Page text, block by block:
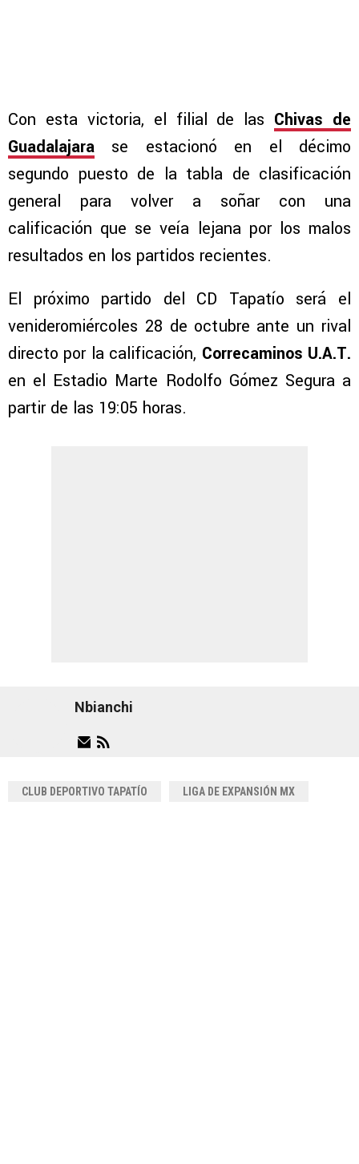
Con esta victoria, el filial de las Chivas de
Guadalajara se estacionó en el décimo
segundo puesto de la tabla de clasificación
general para volver a soñar con una
calificación que se veía lejana por los malos
resultados en los partidos recientes.
El próximo partido del CD Tapatío será el
venideromiércoles 28 de octubre ante un rival
directo por la calificación, Correcaminos U.A.T.
en el Estadio Marte Rodolfo Gómez Segura a
partir de las 19:05 horas.
Nbianchi
CLUB DEPORTIVO TAPATÍO LIGA DE EXPANSIÓN MX